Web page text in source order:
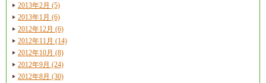
2013年2月 (5)
2013年1月 (6)
2012年12月 (6)
2012年11月 (14)
2012年10月 (8)
2012年9月 (24)
2012年8月 (30)